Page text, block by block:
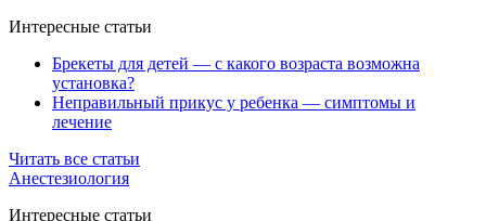
Интересные статьи
Брекеты для детей — с какого возраста возможна
установка?
Неправильный прикус у ребенка — симптомы и
лечение
Читать все статьи
Анестезиология
Интересные статьи